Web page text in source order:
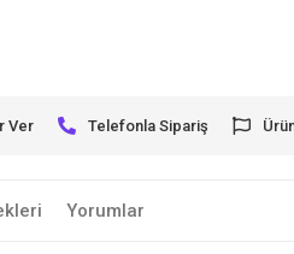
Ver Telefonla Sipariş
Yorumlar